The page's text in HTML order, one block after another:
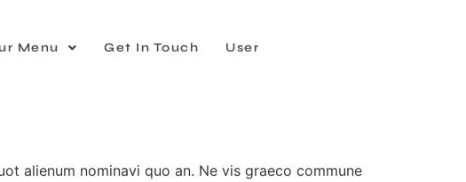
Menu Get In Touch User
alienum nominavi quo an. Ne vis graeco commune